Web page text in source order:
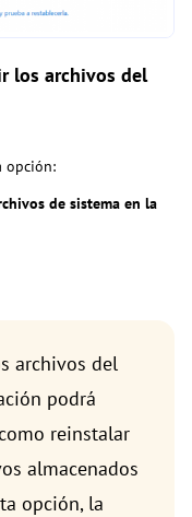
los archivos del
opción:
de sistema en la
archivos del
podrá
reinstalar
almacenados
opción, la